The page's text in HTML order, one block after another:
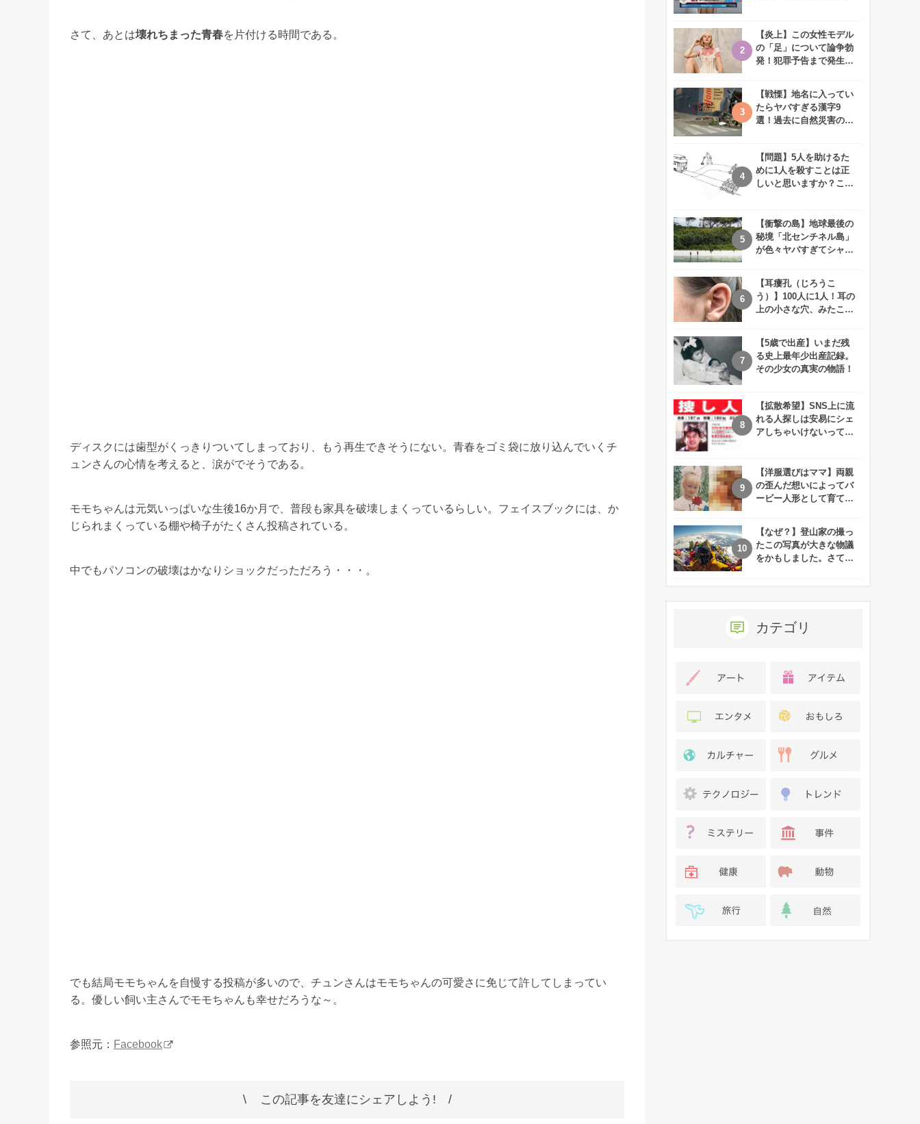
さて、あとは壊れちまった青春を片付ける時間である。
ディスクには歯型がくっきりついてしまっており、もう再生できそうにない。青春をゴミ袋に放り込んでいくチ
ュンさんの心情を考えると、涙がでそうである。
モモちゃんは元気いっぱいな生後16か月で、普段も家具を破壊しまくっているらしい。フェイスブックには、か
じられまくっている棚や椅子がたくさん投稿されている。
中でもパソコンの破壊はかなりショックだっただろう・・・。
でも結局モモちゃんを自慢する投稿が多いので、チュンさんはモモちゃんの可愛さに免じて許してしまってい
る。優しい飼い主さんでモモちゃんも幸せだろうな～。
参照元： Facebook
この記事を友達にシェアしよう! /
【炎上】この女性モデル
の「足」について論争勃
発！犯罪予告まで発生す
【戦慄】地名に入ってい
たらヤバすぎる漢字9
選！過去に自然災害の歴
【問題】5人を助けるた
めに1人を殺すことは正
しいと思いますか？この
【衝撃の島】地球最後の
秘境「北センチネル島」
が色々ヤバすぎてシャレ
【耳瘻孔（じろうこ
う）】100人に1人！耳の
上の小さな穴、みたこと
【5歳で出産】いまだ残
る史上最年少出産記録。
その少女の真実の物語！
【拡散希望】SNS上に流
れる人探しは安易にシェ
アしちゃいけないって知
【洋服選びはママ】両親
の歪んだ想いによってバ
ービー人形として育てら
【なぜ？】登山家の撮っ
たこの写真が大きな物議
をかもしました。さて、
カテゴリ